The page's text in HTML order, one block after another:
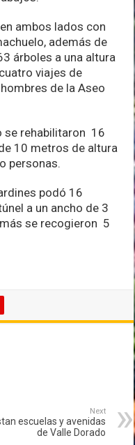
ambos lados con
además de
árboles a una altura
viajes de
de la Aseo
se rehabilitaron 16
10 metros de altura
personas.
podó 16
a un ancho de 3
se recogieron 5
Next
escuelas y avenidas
de Valle Dorado